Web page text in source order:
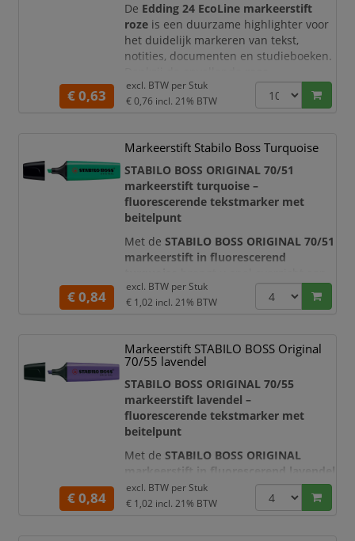
De Edding 24 EcoLine markeerstift
roze is een duurzame highlighter voor
het duidelijk markeren van tekst,
notities, documenten en studieboeken.
markeerkleurvallen belangrijke
passages, actiepunten en prioriteiten
De markeerstift is voorzien van een
beitelpunt met een schrijfbreedte van
2-5
€ 0,63
excl. BTW per Stuk
€ 0,76 incl. 21% BTW
Markeerstift Stabilo Boss Turquoise
STABILO BOSS ORIGINAL 70/51
markeerstift turquoise –
fluorescerende tekstmarker met
beitelpunt
Met deSTABILO BOSS ORIGINAL 70/51
markeerstift in fluorescerend
in documenten, studieboeken,
rapporten en aantekeningen. De
passages, definities en actiepunten
direct herkenbaar.
De transparante markeerinkt
accentueert uw tekst zonder d
€ 0,84
excl. BTW per Stuk
€ 1,02 incl. 21% BTW
Markeerstift STABILO BOSS Original
70/55 lavendel
STABILO BOSS ORIGINAL 70/55
markeerstift lavendel –
fluorescerende tekstmarker met
beitelpunt
Met de STABILO BOSS ORIGINAL
markeerstift in fluorescerend lavendel
brengt u belangrijke teksten, notities
en aandachtspunten duidelijk onder
€ 0,84
excl. BTW per Stuk
€ 1,02 incl. 21% BTW